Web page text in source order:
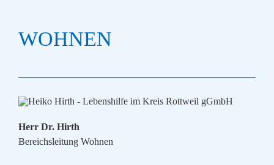
WOHNEN
Herr Dr. Hirth
Bereichsleitung Wohnen